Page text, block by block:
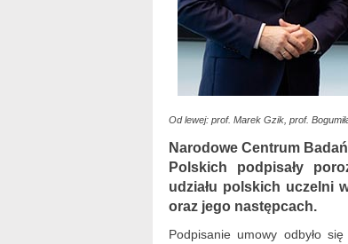
Od lewej: prof. Marek Gzik, prof.
Narodowe Centrum
Polskich podpisały
udziału polskich uczelni
oraz jego następcach.
Podpisanie umowy odbyło